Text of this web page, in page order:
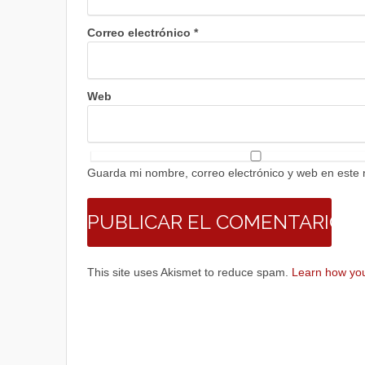
Correo electrónico *
Web
Guarda mi nombre, correo electrónico y web en
This site uses Akismet to reduce spam. Learn how